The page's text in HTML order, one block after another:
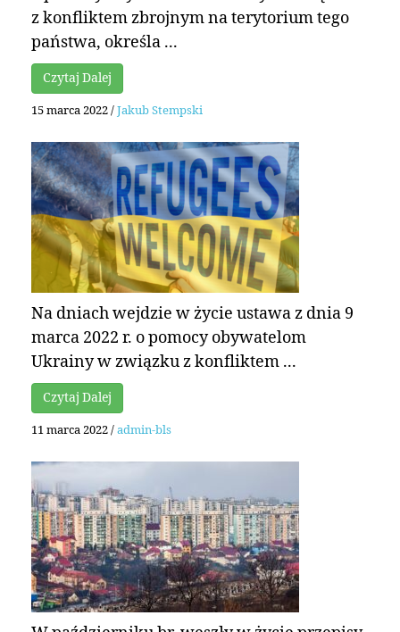
z konfliktem zbrojnym na terytorium tego
państwa, określa ...
Czytaj Dalej
15 marca 2022/Jakub Stempski
Na dniach wejdzie w życie ustawa z dnia 9
marca 2022 r. o pomocy obywatelom
Ukrainy w związku z konfliktem ...
Czytaj Dalej
11 marca 2022/admin-bls